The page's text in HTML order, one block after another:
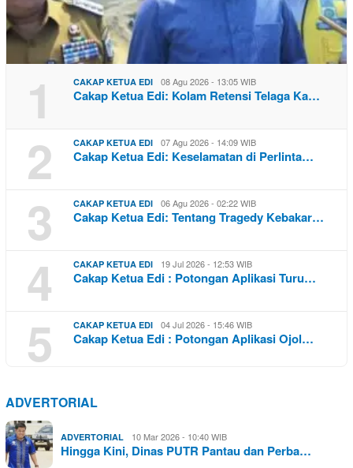
1 CAKAP KETUA EDI 08 Agu 2026 - 13:05 WIB
Cakap Ketua Edi: Kolam Retensi Telaga Ka…
2 CAKAP KETUA EDI 07 Agu 2026 - 14:09 WIB
Cakap Ketua Edi: Keselamatan di Perlinta…
3 CAKAP KETUA EDI 06 Agu 2026 - 02:22 WIB
Cakap Ketua Edi: Tentang Tragedy Kebakar…
4 CAKAP KETUA EDI 19 Jul 2026 - 12:53 WIB
Cakap Ketua Edi : Potongan Aplikasi Turu…
5 CAKAP KETUA EDI 04 Jul 2026 - 15:46 WIB
Cakap Ketua Edi : Potongan Aplikasi Ojol…
ADVERTORIAL
ADVERTORIAL 10 Mar 2026 - 10:40 WIB
Hingga Kini, Dinas PUTR Pantau dan Perba…